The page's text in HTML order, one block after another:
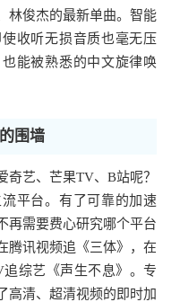
林俊杰的最新单曲。智能
收听无损音质也毫无压
能被熟悉的中文旋律唤
围墙
奇艺、芒果TV、B站呢？
平台。有了可靠的加速
再需要费心研究哪个平台
腾讯视频追《三体》，在
综艺《声生不息》。专
高清、超清视频的即时加